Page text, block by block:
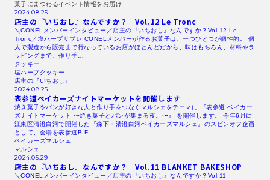
菓子にまつわるイベント情報をお届け
2024.08.25
店主の『いちおし』なんですか？｜Vol.12 Le Tronc
＼CONELメンバーインタビュー／店主の『いちおし』なんですか？Vol.12 Le
Tronc／塩ハーブサブレ CONELメンバーが作るお菓子は、一つひとつが個性的。 個
人で製造から販売まで行なっているお店がほとんどだから、味はもちろん、材料やラ
ッピングまで、作り手…
クッキー
塩ハーブクッキー
店主の『いちおし』
2024.08.25
表参道ベイカーズナイトマーケットを開催します
焼き菓子やパンが好きな人と作り手をつなぐマルシェをテーマに 『表参道 ベイカー
ズナイトマーケット 〜焼き菓子とパンが集まる夜。〜』 を開催します。 今年6月に
江東区清澄白河で開催した『森下・清澄白河ベイカーズマルシェ』のスピンオフ企画
として、会場を表参道B-F…
ベイカーズマルシェ
マルシェ
2024.05.29
店主の『いちおし』なんですか？｜Vol.11 BLANKET BAKESHOP
＼CONELメンバーインタビュー／店主の『いちおし』なんですか？Vol.11